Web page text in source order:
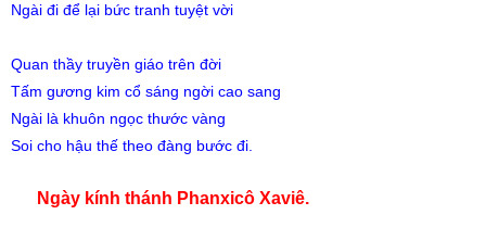
Ngài đi để lại bức tranh tuyệt vời
Quan thầy truyền giáo trên đời
Tấm gương kim cổ sáng ngời cao sang
Ngài là khuôn ngọc thước vàng
Soi cho hậu thế theo đàng bước đi.
Ngày kính thánh Phanxicô Xaviê.